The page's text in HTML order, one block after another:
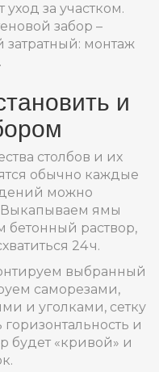
за участком.
забор –
монтаж
и
столбов и их
обычно каждые
можно
Выкапываем ямы
бетонный раствор,
24 ч.
выбранный
саморезами,
и уголками, сетку
и
будет «кривой» и